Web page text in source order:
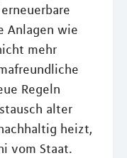
Anlagen wie
mehr
Regeln
alter
heizt,
vom Staat.